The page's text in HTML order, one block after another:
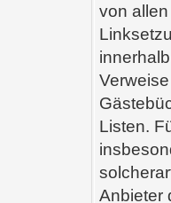
von
Listen.
Anbieter